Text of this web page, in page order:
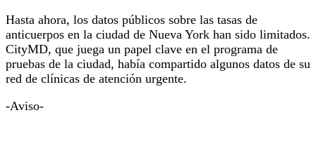
Hasta ahora, los datos públicos sobre las tasas de
anticuerpos en la ciudad de Nueva York han sido limitados.
CityMD, que juega un papel clave en el programa de
pruebas de la ciudad, había compartido algunos datos de su
red de clínicas de atención urgente.
-Aviso-